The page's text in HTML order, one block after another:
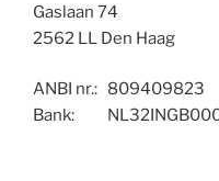
Gaslaan 74
2562 LL Den Haag
ANBI nr.: 809409823
Bank: